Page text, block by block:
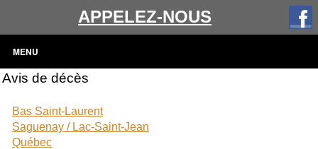
APPELEZ-NOUS
MENU
Avis de décès
Bas Saint-Laurent
Saguenay / Lac-Saint-Jean
Québec